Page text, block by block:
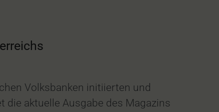
Volksbanken initiierten und
aktuelle Ausgabe des Magazins